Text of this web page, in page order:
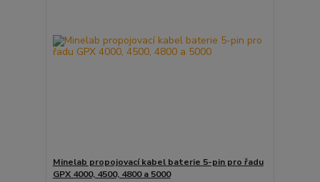
Minelab propojovací kabel baterie 5-pin pro řadu
GPX 4000, 4500, 4800 a 5000